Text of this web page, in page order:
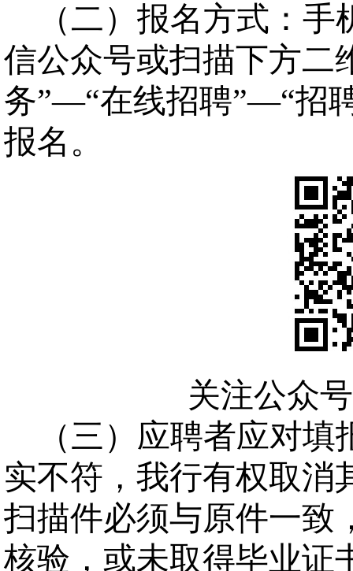
（二）报名方式：
信公众号或扫描下方
务”—“在线招聘”—“招
报名。
关注公众
（三）应聘者应对
实不符，我行有权取消
扫描件必须与原件一致
核验，或未取得毕业证